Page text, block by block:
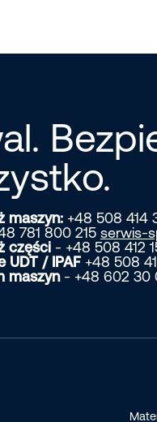
maszyn: +48 508 414
781 800 215 serwis-
części - +48 508 412
UDT / IPAF +48 508
maszyn- +48 602 30